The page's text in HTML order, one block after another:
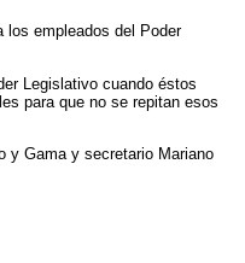
los empleados del Poder
Legislativo cuando éstos
para que no se repitan esos
y Gama y secretario Mariano